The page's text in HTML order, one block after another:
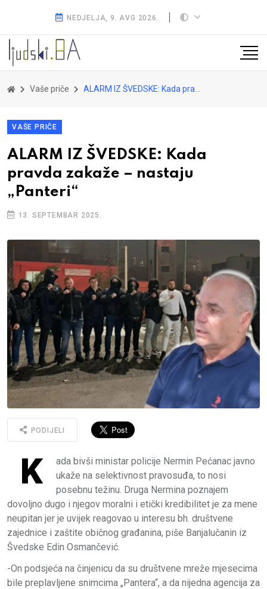
NEDJELJA, 9. AVG 2026.
Vaše priče ALARM IZ ŠVEDSKE: Kada pravda zakaže – nastaju „Panteri“
VAŠE PRIČE
ALARM IZ ŠVEDSKE: Kada
pravda zakaže – nastaju
„Panteri“
13. SEPTEMBAR 2025.
PODIJELI
K
ada bivši ministar policije Nermin Pećanac javno
ukaže na selektivnost pravosuđa, to nosi
posebnu težinu. Druga Nermina poznajem
dovoljno dugo i njegov moralni i etički kredibilitet je za mene
neupitan jer je uvijek reagovao u interesu bh. društvene
zajednice i zaštite običnog građanina, piše Banjalučanin iz
Švedske Edin Osmančević.
-On podsjeća na činjenicu da su društvene mreže mjesecima
bile preplavljene snimcima „Pantera“, a da nijedna agencija za